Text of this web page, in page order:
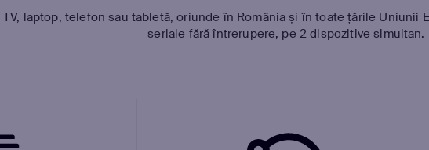
laptop, telefon sau tabletă, oriunde în România și în toate țările Uniunii
seriale fără întrerupere, pe 2 dispozitive simultan.